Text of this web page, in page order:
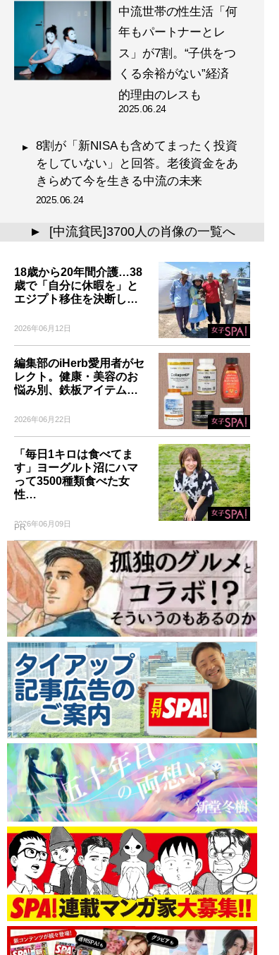
中流世帯の性生活「何
年もパートナーとレ
ス」が7割。“子供をつ
くる余裕がない”経済
的理由のレスも
2025.06.24
8割が「新NISAも含めてまったく投資
をしていない」と回答。老後資金をあ
きらめて今を生きる中流の未来
2025.06.24
▲ [中流貧民]3700人の肖像の一覧へ
18歳から20年間介護…38
歳で「自分に休暇を」と
エジプト移住を決断し…
2026年06月12日
編集部のiHerb愛用者がセ
レクト。健康・美容のお
悩み別、鉄板アイテム…
2026年06月22日
「毎日1キロは食べてま
す」ヨーグルト沼にハマ
って3500種類食べた女
性…
2026年06月09日
PR